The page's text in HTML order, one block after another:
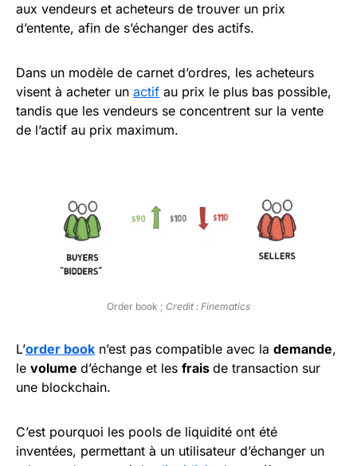
aux vendeurs et acheteurs de trouver un prix
d’entente, afin de s’échanger des actifs.
Dans un modèle de carnet d’ordres, les acheteurs
visent à acheter un actif au prix le plus bas possible,
tandis que les vendeurs se concentrent sur la vente
de l’actif au prix maximum.
Order book ; Credit : Finematics
L’order book n’est pas compatible avec la demande,
le volume d’échange et les frais de transaction sur
une blockchain.
C’est pourquoi les pools de liquidité ont été
inventées, permettant à un utilisateur d’échanger un